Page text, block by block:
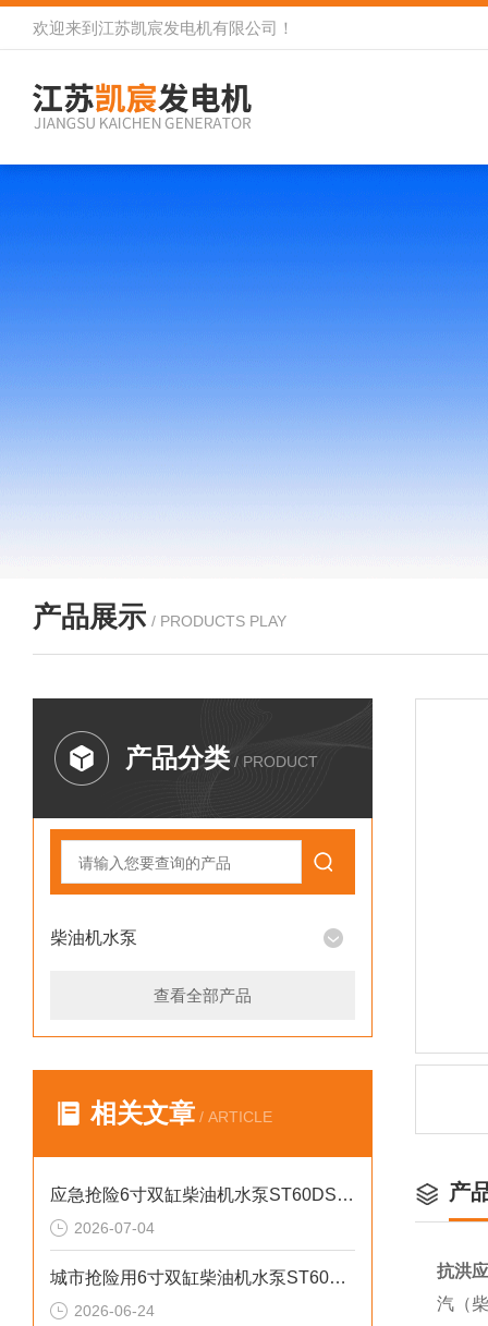
欢迎来到 江苏凯宸发电机有限公司 ！
产品展示 / PRODUCTS PLAY
产品分类 / PRODUCT
柴油机水泵
查看全部产品
相关文章 / ARTICLE
应急抢险6寸双缸柴油机水泵ST60DS产品介绍
2026-07-04
城市抢险用6寸双缸柴油机水泵ST60DS产品介绍
2026-06-24
产
抗洪
汽（